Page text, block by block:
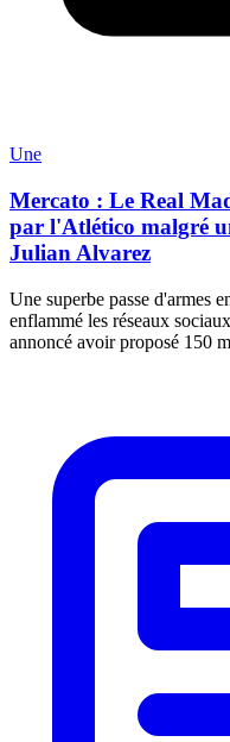
Une
Mercato : Le Real
par l'Atlético malgré
Julian Alvarez
Une superbe passe d'armes
enflammé les réseaux
annoncé avoir proposé 150